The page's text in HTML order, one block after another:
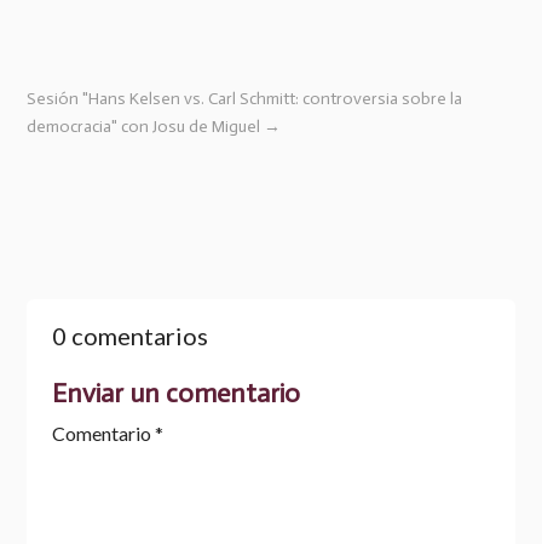
Sesión "Hans Kelsen vs. Carl Schmitt: controversia sobre la
democracia" con Josu de Miguel →
0 comentarios
Enviar un comentario
Comentario *